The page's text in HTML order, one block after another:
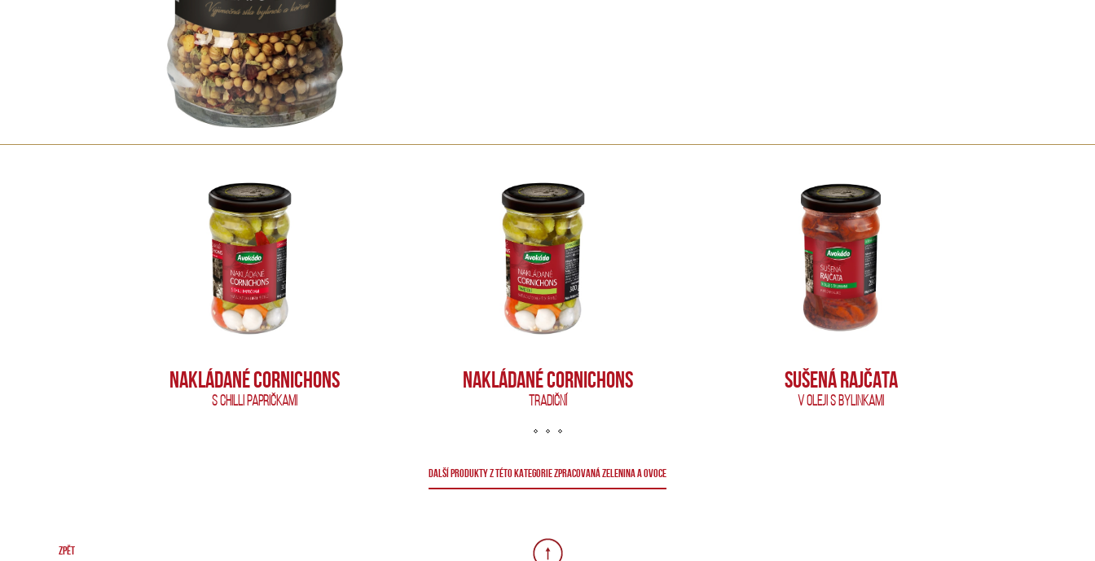
NAKLÁDANÉ CORNICHONS
S CHILLI PAPRIČKAMI
NAKLÁDANÉ CORNICHONS
TRADIČNÍ
SUŠENÁ RAJČATA
V OLEJI S BYLINKAMI
DALŠÍ PRODUKTY Z TÉTO KATEGORIE ZPRACOVANÁ ZELENINA A OVOCE
ZPĚT